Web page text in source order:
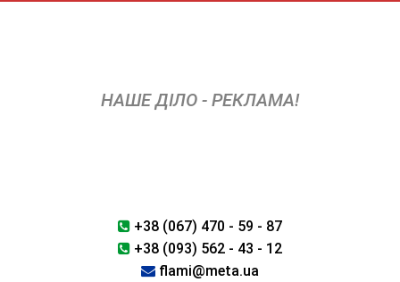
НАШЕ ДІЛО - РЕКЛАМА!
+38 (067) 470 - 59 - 87
+38 (093) 562 - 43 - 12
flami@meta.ua